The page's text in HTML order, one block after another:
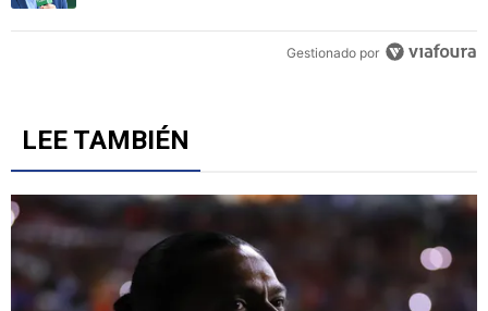
Gestionado por
LEE TAMBIÉN